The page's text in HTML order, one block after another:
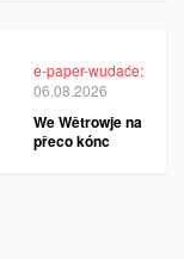
e-paper-wudaće:
06.08.2026
We Wětrowje na
přeco kónc